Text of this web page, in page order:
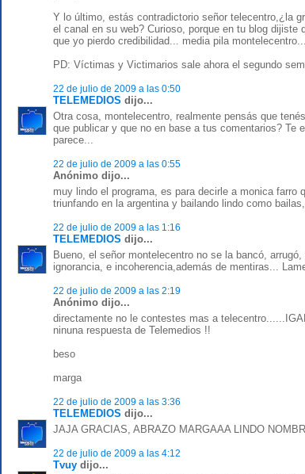
Y lo último, estás contradictorio señor telecentro,¿la
el canal en su web? Curioso, porque en tu blog
que yo pierdo credibilidad... media pila montelecentro...
PD: Víctimas y Victimarios sale ahora el segundo
22 de julio de 2009 a las 0:50
TELEMEDIOS dijo...
Otra cosa, montelecentro, realmente pensás que
que publicar y que no en base a tus comentarios? Te
parece...
22 de julio de 2009 a las 0:55
Anónimo dijo...
muy lindo el programa, es para decirle a monica farro
triunfando en la argentina y bailando lindo como
22 de julio de 2009 a las 1:16
TELEMEDIOS dijo...
Bueno, el señor montelecentro no se la bancó,
ignorancia, e incoherencia,además de mentiras...
22 de julio de 2009 a las 2:19
Anónimo dijo...
directamente no le contestes mas a
ninuna respuesta de Telemedios !!
beso
marga
22 de julio de 2009 a las 3:36
TELEMEDIOS dijo...
JAJA GRACIAS, ABRAZO MARGAAA LINDO
22 de julio de 2009 a las 4:12
Tvuy dijo...